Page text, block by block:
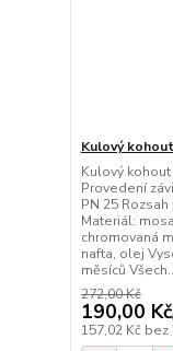
Kulový
Kulový
Provedení
PN 25
Materiál:
chromovaná
nafta, olej
měsíců
272,00 Kč
190,00 Kč
157,02 Kč bez